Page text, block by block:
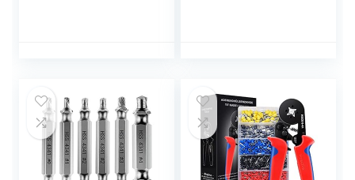
Fissaggio,
Decorazione,
Lavorazione del
Legno, Mobili